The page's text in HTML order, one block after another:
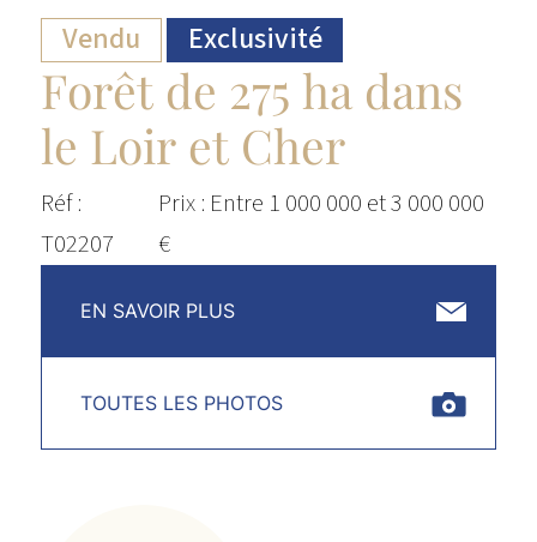
Vendu Exclusivité
Forêt de 275 ha dans
le Loir et Cher
Réf :
T02207
Prix : Entre 1 000 000 et 3 000 000
€
EN SAVOIR PLUS
TOUTES LES PHOTOS